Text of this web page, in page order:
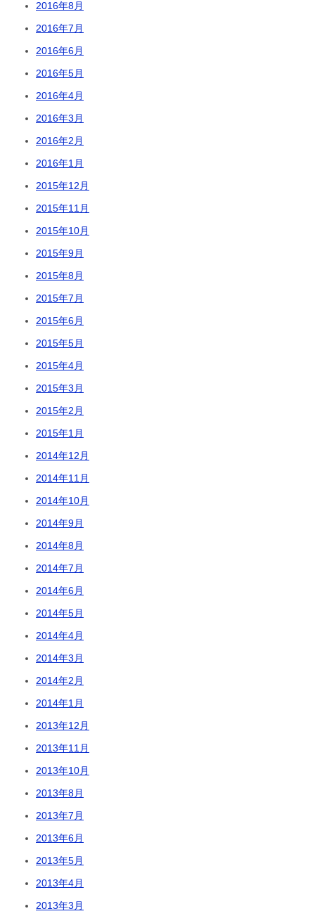
2016年8月
2016年7月
2016年6月
2016年5月
2016年4月
2016年3月
2016年2月
2016年1月
2015年12月
2015年11月
2015年10月
2015年9月
2015年8月
2015年7月
2015年6月
2015年5月
2015年4月
2015年3月
2015年2月
2015年1月
2014年12月
2014年11月
2014年10月
2014年9月
2014年8月
2014年7月
2014年6月
2014年5月
2014年4月
2014年3月
2014年2月
2014年1月
2013年12月
2013年11月
2013年10月
2013年8月
2013年7月
2013年6月
2013年5月
2013年4月
2013年3月